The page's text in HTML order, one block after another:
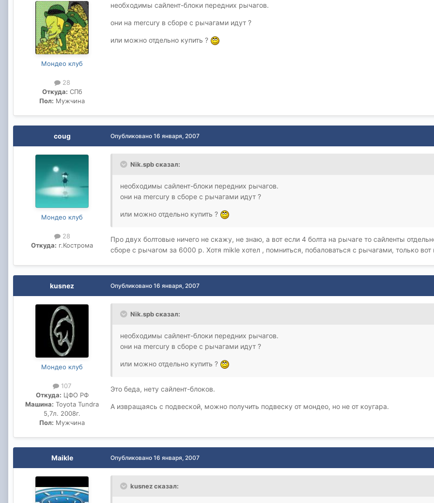
Мондео клуб
28
Откуда: СПб
Пол: Мужчина
необходимы сайлент-блоки передних рычагов.
они на mercury в сборе с рычагами идут ?
или можно отдельно купить ?
coug
Мондео клуб
28
Откуда: г.Кострома
Опубликовано 16 января, 2007
Nik.spb сказал:
необходимы сайлент-блоки передних рычагов.
они на mercury в сборе с рычагами идут ?
или можно отдельно купить ?
Про двух болтовые ничего не скажу, не знаю, а вот если 4 болта на рычаге то сайленты
сборе с рычагом за 6000 р. Хотя mikle хотел , помниться, побаловаться с рычагами, только
kusnez
Мондео клуб
107
Откуда: ЦФО РФ
Машина: Toyota Tundra
5,7л. 2008г.
Пол: Мужчина
Опубликовано 16 января, 2007
Nik.spb сказал:
необходимы сайлент-блоки передних рычагов.
они на mercury в сборе с рычагами идут ?
или можно отдельно купить ?
Это беда, нету сайлент-блоков.
А извращаясь с подвеской, можно получить подвеску от мондео, но не от коугара.
Maikle Опубликовано 16 января, 2007
kusnez сказал: